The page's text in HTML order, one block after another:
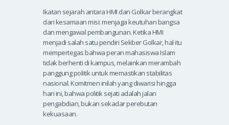
Ikatan sejarah antara HMI dan Golkar berangkat
dari kesamaan misi: menjaga keutuhan bangsa
dan mengawal pembangunan. Ketika HMI
menjadi salah satu pendiri Sekber Golkar, hal itu
mempertegas bahwa peran mahasiswa Islam
tidak berhenti di kampus, melainkan merambah
panggung politik untuk memastikan stabilitas
nasional. Komitmen inilah yang diwarisi hingga
hari ini, bahwa politik sejati adalah jalan
pengabdian, bukan sekadar perebutan
kekuasaan.